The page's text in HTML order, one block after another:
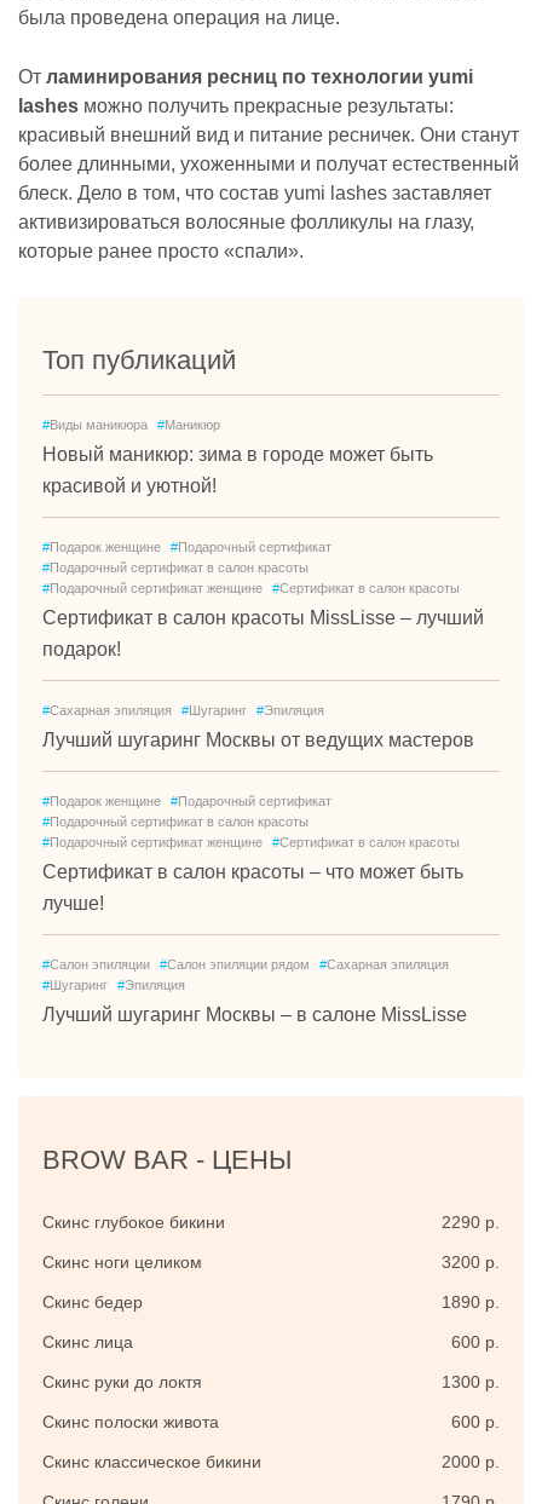
была проведена операция на лице.
От ламинирования ресниц по технологии yumi
lashes можно получить прекрасные результаты:
красивый внешний вид и питание ресничек. Они станут
более длинными, ухоженными и получат естественный
блеск. Дело в том, что состав yumi lashes заставляет
активизироваться волосяные фолликулы на глазу,
которые ранее просто «спали».
Топ публикаций
#Виды маникюра #Маникюр
Новый маникюр: зима в городе может быть
красивой и уютной!
#Подарок женщине #Подарочный сертификат
#Подарочный сертификат в салон красоты
#Подарочный сертификат женщине #Сертификат в салон красоты
Сертификат в салон красоты MissLisse – лучший
подарок!
#Сахарная эпиляция #Шугаринг #Эпиляция
Лучший шугаринг Москвы от ведущих мастеров
#Подарок женщине #Подарочный сертификат
#Подарочный сертификат в салон красоты
#Подарочный сертификат женщине #Сертификат в салон красоты
Сертификат в салон красоты – что может быть
лучше!
#Салон эпиляции #Салон эпиляции рядом #Сахарная эпиляция
#Шугаринг #Эпиляция
Лучший шугаринг Москвы – в салоне MissLisse
BROW BAR - ЦЕНЫ
Скинс глубокое бикини 2290 р.
Скинс ноги целиком 3200 р.
Скинс бедер 1890 р.
Скинс лица 600 р.
Скинс руки до локтя 1300 р.
Скинс полоски живота 600 р.
Скинс классическое бикини 2000 р.